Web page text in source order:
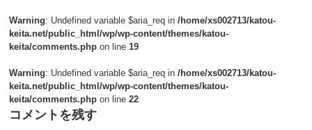
Warning: Undefined variable $aria_req in/home/xs002713/katou-
keita.net/public_html/wp/wp-content/themes/katou-
keita/comments.php on line 19
Warning: Undefined variable $aria_req in/home/xs002713/katou-
keita.net/public_html/wp/wp-content/themes/katou-
keita/comments.php on line22
コメントを残す